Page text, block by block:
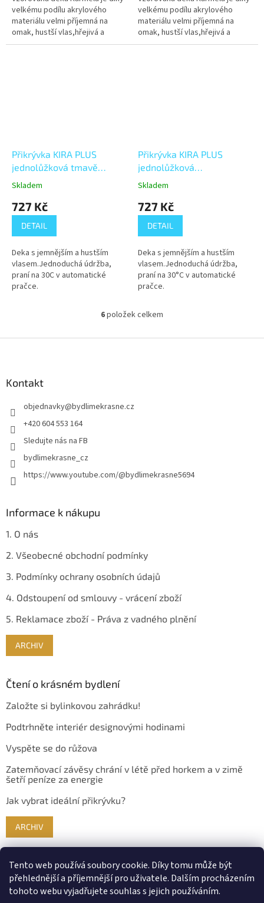
Tento web používá soubory cookie. Díky tomu může být
přehlednější a příjemnější pro uživatele. Dalším procházením
tohoto webu vyjadřujete souhlas s jejich používáním.
velkému podílu akrylového
materiálu velmi příjemná na
omak, hustší vlas,hřejivá a
příjemná na dotek. Je vhodná
velkému podílu akrylového
materiálu velmi příjemná na
omak, hustší vlas,hřejivá a
příjemná na dotek. Je vhodná
Přikrývka KIRA PLUS
jednolůžková tmavě
modrá/světle modrá
Skladem
727 Kč
DETAIL
Deka s jemnějším a hustším
vlasem.Jednoduchá údržba,
praní na 30C v automatické
pračce.
Přikrývka KIRA PLUS
jednolůžková
hnědá/světle béžová
Skladem
727 Kč
DETAIL
Deka s jemnějším a hustším
vlasem.Jednoduchá údržba,
praní na 30°C v automatické
pračce.
O
l
p
ý
6položek celkem
Kontakt
objednavky@bydlimekrasne.cz
+420 604 553 164
Sledujte nás na FB
bydlimekrasne_cz
https://www.youtube.com/@bydlimekrasne5694
Informace k nákupu
1. O nás
2. Všeobecné obchodní podmínky
3. Podmínky ochrany osobních údajů
4. Odstoupení od smlouvy - vrácení zboží
5. Reklamace zboží - Práva z vadného plnění
ARCHIV
Čtení o krásném bydlení
Založte si bylinkovou zahrádku!
Podtrhněte interiér designovými hodinami
Vyspěte se do růžova
Zatemňovací závěsy chrání v létě před horkem a v zimě
šetří peníze za energie
Jak vybrat ideální přikrývku?
ARCHIV